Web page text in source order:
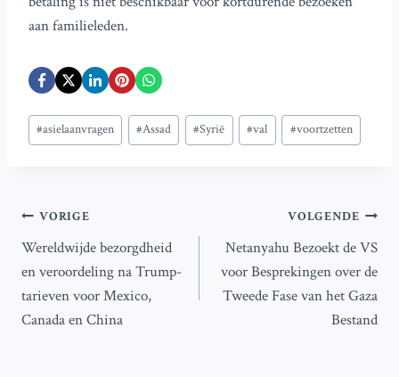
aan familieleden.
Bericht
tags:
#asielaanvragen #Assad #Syrië #val #voortzetten
Bericht
navigatie
VORIGE
Wereldwijde bezorgdheid
en veroordeling na Trump-
tarieven voor Mexico,
Canada en China
VOLGENDE
Netanyahu Bezoekt de VS
voor Besprekingen over de
Tweede Fase van het Gaza
Bestand